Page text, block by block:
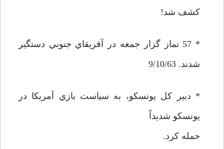
كشف شد!
* 57 نماز گزار جمعه در آفريقاي جنوبي دستگير
شدند. 9/10/63
* دبير كل يونسكو، به سياست بازي آمريكا در
يونسكو شديداً
حمله كرد.